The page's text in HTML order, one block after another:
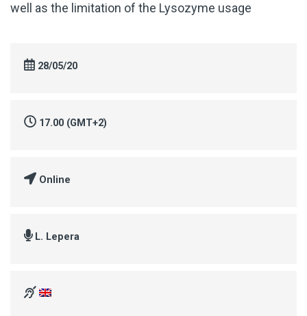
well as the limitation of the Lysozyme usage
28/05/20
17.00 (GMT+2)
Online
L. Lepera